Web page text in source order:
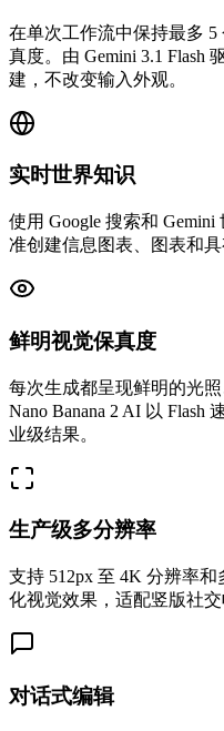
在单次工作流中保持最多 5
真度。由 Gemini 3.1 Flash
建，不改变输入外观。
实时世界知识
使用 Google 搜索和
准创建信息图表、图表和
鲜明视觉保真度
每次生成都呈现鲜明的光
Nano Banana 2 AI 以 Flash
业级结果。
生产级多分辨率
支持 512px 至 4K 分辨率和
化视觉效果，适配竖版社
对话式编辑